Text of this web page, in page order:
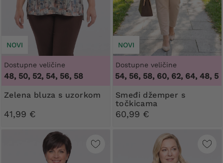
NOVI
Dostupne veličine
48, 50, 52, 54, 56, 58
Zelena bluza s uzorkom
41,99 €
NOVI
Dostupne veličine
48, 50, 52, 54, 56, 58, 60, 62, 64, 48, 50,
Smeđi džemper s
točkicama
60,99 €